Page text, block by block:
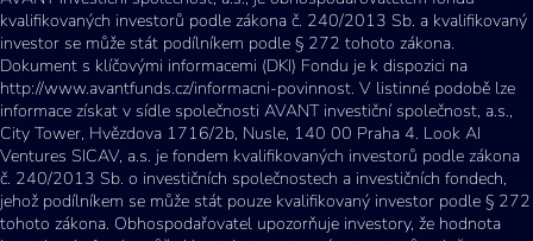
kvalifikovaných investorů podle zákona č. 240/2013 Sb. a kvalifikovaný
investor se může stát podílníkem podle § 272 tohoto zákona.
Dokument s klíčovými informacemi (DKI) Fondu je k dispozici na
http://www.avantfunds.cz/informacni-povinnost. V listinné podobě lze
informace získat v sídle společnosti AVANT investiční společnost, a.s.,
City Tower, Hvězdova 1716/2b, Nusle, 140 00 Praha 4. Look AI
Ventures SICAV, a.s. je fondem kvalifikovaných investorů podle zákona
č. 240/2013 Sb. o investičních společnostech a investičních fondech,
jehož podílníkem se může stát pouze kvalifikovaný investor podle § 272
tohoto zákona. Obhospodařovatel upozorňuje investory, že hodnota